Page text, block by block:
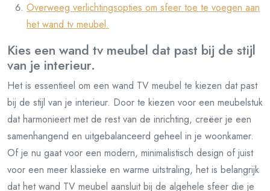
Overweeg verlichtingsopties om sfeer toe te voegen aan
het wand tv meubel.
Kies een wand tv meubel dat past bij de stijl
van je interieur.
Het is essentieel om een wand TV meubel te kiezen dat past
bij de stijl van je interieur. Door te kiezen voor een meubelstuk
dat harmonieert met de rest van de inrichting, creëer je een
samenhangend en uitgebalanceerd geheel in je woonkamer.
Of je nu gaat voor een modern, minimalistisch design of juist
voor een meer klassieke en warme uitstraling, het is belangrijk
dat het wand TV meubel aansluit bij de algehele sfeer die je